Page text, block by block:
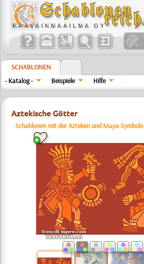
SCHABLONEN
- Katalog -
Beispiele Hilfe
Aztekische Götter
Schablonen mit der Azteken und Maya-Symbole